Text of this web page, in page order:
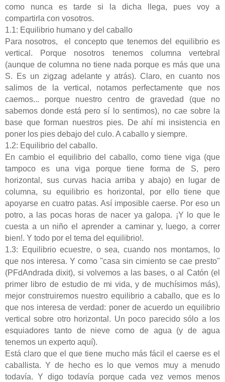
como nunca es tarde si la dicha llega, pues voy a
compartirla con vosotros.
1.1: Equilibrio humano y del caballo
Para nosotros,
el concepto que tenemos del equilibrio es
vertical. Porque nosotros tenemos columna vertebral
(aunque de columna no tiene nada porque es más que una
S. Es un zigzag adelante y atrás). Claro, en cuanto nos
salimos de la vertical, notamos perfectamente que nos
caemos... porque nuestro centro de gravedad (que no
sabemos donde está pero sí lo sentimos), no cae sobre la
base que forman nuestros pies. De ahí mi insistencia en
poner los pies debajo del culo. A caballo y siempre.
1.2: Equilibrio del caballo.
En cambio el equilibrio del caballo, como tiene viga (que
tampoco es una viga porque tiene forma de S, pero
horizontal, sus curvas hacia arriba y abajo) en lugar de
columna, su equilibrio es horizontal, por ello tiene que
apoyarse en cuatro patas. Así imposible caerse. Por eso un
potro, a las pocas horas de nacer ya galopa. ¡Y lo que le
cuesta a un niño el aprender a caminar y, luego, a correr
bien!. Y todo por el tema del equilibrio!.
1.3: Equilibrio ecuestre, o sea, cuando nos montamos, lo
que nos interesa. Y como "casa sin cimiento se cae presto"
(PFdAndrada dixit), si volvemos a las bases, o al Catón (el
primer libro de estudio de mi vida, y de muchísimos más),
mejor construiremos nuestro equilibrio a caballo, que es lo
que nos interesa de verdad: poner de acuerdo un equilibrio
vertical sobre otro horizontal. Un poco parecido sólo a los
esquiadores tanto de nieve como de agua (y de agua
tenemos un experto aquí).
Está claro que el que tiene mucho más fácil el caerse es el
caballista. Y de hecho es lo que vemos muy a menudo
todavía. Y digo todavía porque cada vez vemos menos